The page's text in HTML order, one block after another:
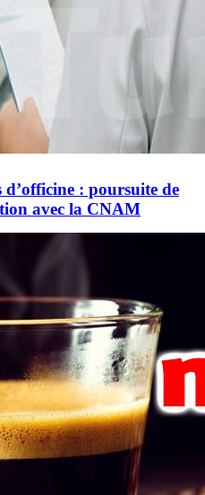
: poursuite de
avec la CNAM